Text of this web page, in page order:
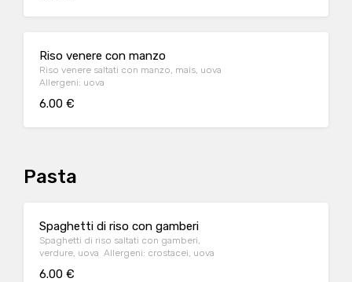
Riso venere con manzo
Riso venere saltati con manzo, mais, uova
Allergeni: uova
6.00 €
Pasta
Spaghetti di riso con gamberi
Spaghetti di riso saltati con gamberi,
verdure, uova Allergeni: crostacei, uova
6.00 €